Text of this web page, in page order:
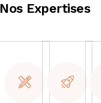
Nos Expertises